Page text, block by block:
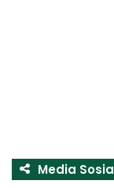
Media